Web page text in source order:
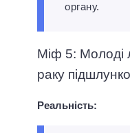
органу.
Міф 5: Молоді
раку
Реальність: